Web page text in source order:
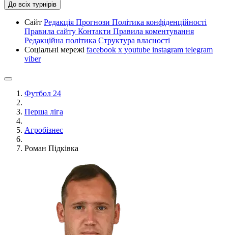
До всіх турнірів
Сайт Редакція Прогнози Політика конфіденційності
Правила сайту Контакти Правила коментування
Редакційна політика Структура власності
Соціальні мережі facebook x youtube instagram telegram
viber
Футбол 24
Перша ліга
Агробізнес
Роман Підківка